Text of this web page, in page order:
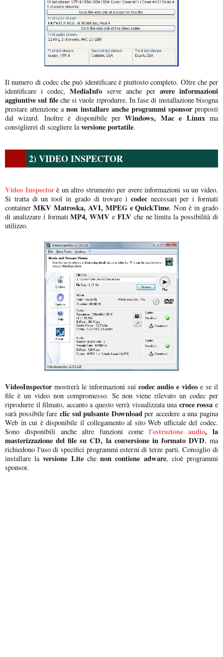
Il numero di codec che può identificare è piuttosto completo. Oltre che per
identificare i codec, MediaInfo serve anche per avere informazioni
aggiuntive sul fileche si vuole riprodurre. In fase di installazione bisogna
prestare attenzione anon installare anche programmi sponsorproposti
dal wizard. Inoltre è disponibile perWindows, Mac e Linuxma
consiglierei di scegliere laversione portatile.
2) VIDEO INSPECTOR
Video Inspectorè un altro strumento per avere informazioni su un video.
Si tratta di un tool in grado di trovare i codecnecessari per i formati
container MKV Matroska, AVI, MPEG e QuickTime. Non è in grado
di analizzare i formatiMP4, WMVe FLV che ne limita la possibilità di
utilizzo.
VideoInspectormostrerà le informazioni sui codec audio e video e se il
file è un video non compromesso. Se non viene rilevato un codec per
riprodurre il filmato, accanto a questo verrà visualizzata una croce rossa e
sarà possibile fare clic sul pulsante Downloadper accedere a una pagina
Web in cui è disponibile il collegamento al sito Web ufficiale del codec.
Sono disponibili anche altre funzioni come l'estrazione audio, la
masterizzazione del file su CD, la conversione in formato DVD, ma
richiedono l'uso di specifici programmi esterni di terze parti. Consiglio di
installare laversione Litechenon contiene adware, cioè programmi
sponsor.